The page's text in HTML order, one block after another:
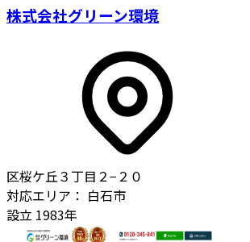
株式会社グリーン環境
区桜ケ丘３丁目２−２０
対応エリア： 白石市
設立 1983年